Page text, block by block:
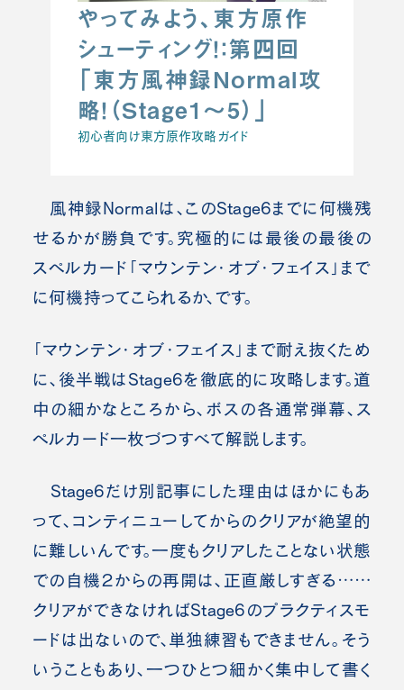
やってみよう、東方原作
シューティング！：第四回
「東方風神録Normal攻
略！（Stage1～5）」
初心者向け東方原作攻略ガイド
風神録Normalは、このStage6までに何機残
せるかが勝負です。究極的には最後の最後の
スペルカード「マウンテン・オブ・フェイス」まで
に何機持ってこられるか、です。
「マウンテン・オブ・フェイス」まで耐え抜くため
に、後半戦はStage6を徹底的に攻略します。道
中の細かなところから、ボスの各通常弾幕、ス
ペルカード一枚づつすべて解説します。
Stage6だけ別記事にした理由はほかにもあ
って、コンティニューしてからのクリアが絶望的
に難しいんです。一度もクリアしたことない状態
での自機２からの再開は、正直厳しすぎる……
クリアができなければStage6のプラクティスモ
ードは出ないので、単独練習もできません。そう
いうこともあり、一つひとつ細かく集中して書く